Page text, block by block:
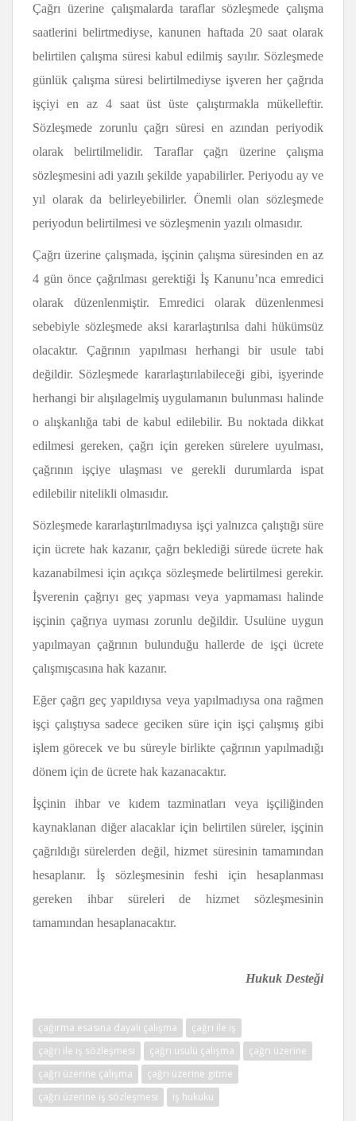
Çağrı üzerine çalışmalarda taraflar sözleşmede çalışma
saatlerini belirtmediyse, kanunen haftada 20 saat olarak
belirtilen çalışma süresi kabul edilmiş sayılır. Sözleşmede
günlük çalışma süresi belirtilmediyse işveren her çağrıda
işçiyi en az 4 saat üst üste çalıştırmakla mükelleftir.
Sözleşmede zorunlu çağrı süresi en azından periyodik
olarak belirtilmelidir. Taraflar çağrı üzerine çalışma
sözleşmesini adi yazılı şekilde yapabilirler. Periyodu ay ve
yıl olarak da belirleyebilirler. Önemli olan sözleşmede
periyodun belirtilmesi ve sözleşmenin yazılı olmasıdır.
Çağrı üzerine çalışmada, işçinin çalışma süresinden en az
4 gün önce çağrılması gerektiği İş Kanunu’nca emredici
olarak düzenlenmiştir. Emredici olarak düzenlenmesi
sebebiyle sözleşmede aksi kararlaştırılsa dahi hükümsüz
olacaktır. Çağrının yapılması herhangi bir usule tabi
değildir. Sözleşmede kararlaştırılabileceği gibi, işyerinde
herhangi bir alışılagelmiş uygulamanın bulunması halinde
o alışkanlığa tabi de kabul edilebilir. Bu noktada dikkat
edilmesi gereken, çağrı için gereken sürelere uyulması,
çağrının işçiye ulaşması ve gerekli durumlarda ispat
edilebilir nitelikli olmasıdır.
Sözleşmede kararlaştırılmadıysa işçi yalnızca çalıştığı süre
için ücrete hak kazanır, çağrı beklediği sürede ücrete hak
kazanabilmesi için açıkça sözleşmede belirtilmesi gerekir.
İşverenin çağrıyı geç yapması veya yapmaması halinde
işçinin çağrıya uyması zorunlu değildir. Usulüne uygun
yapılmayan çağrının bulunduğu hallerde de işçi ücrete
çalışmışcasına hak kazanır.
Eğer çağrı geç yapıldıysa veya yapılmadıysa ona rağmen
işçi çalıştıysa sadece geciken süre için işçi çalışmış gibi
işlem görecek ve bu süreyle birlikte çağrının yapılmadığı
dönem için de ücrete hak kazanacaktır.
İşçinin ihbar ve kıdem tazminatları veya işçiliğinden
kaynaklanan diğer alacaklar için belirtilen süreler, işçinin
çağrıldığı sürelerden değil, hizmet süresinin tamamından
hesaplanır. İş sözleşmesinin feshi için hesaplanması
gereken ihbar süreleri de hizmet sözleşmesinin
tamamından hesaplanacaktır.
Hukuk Desteği
çağırma esasına dayalı çalışma
çağrı ile iş
çağrı ile iş sözleşmesi
çağrı usulü çalışma
çağrı üzerine
çağrı üzerine çalışma
çağrı üzerine gitme
çağrı üzerine iş sözleşmesi
iş hukuku